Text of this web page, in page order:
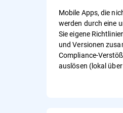
Mobile Apps, die
werden durch eine
Sie eigene
und Versionen
Compliance-
auslösen (lokal